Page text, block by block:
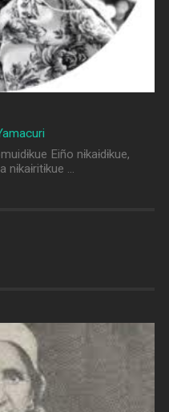
Eiño nɨkaɨdɨkue,
…